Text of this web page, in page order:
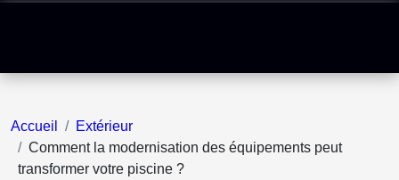
Accueil
Extérieur
Comment la modernisation des équipements peut
transformer votre piscine ?